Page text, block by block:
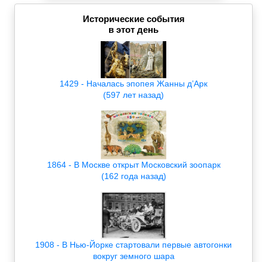
Исторические события
в этот день
1429 - Началась эпопея Жанны д’Арк
(597 лет назад)
1864 - В Москве открыт Московский зоопарк
(162 года назад)
1908 - В Нью-Йорке стартовали первые автогонки
вокруг земного шара